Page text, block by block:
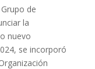
de
la
nuevo
se incorporó